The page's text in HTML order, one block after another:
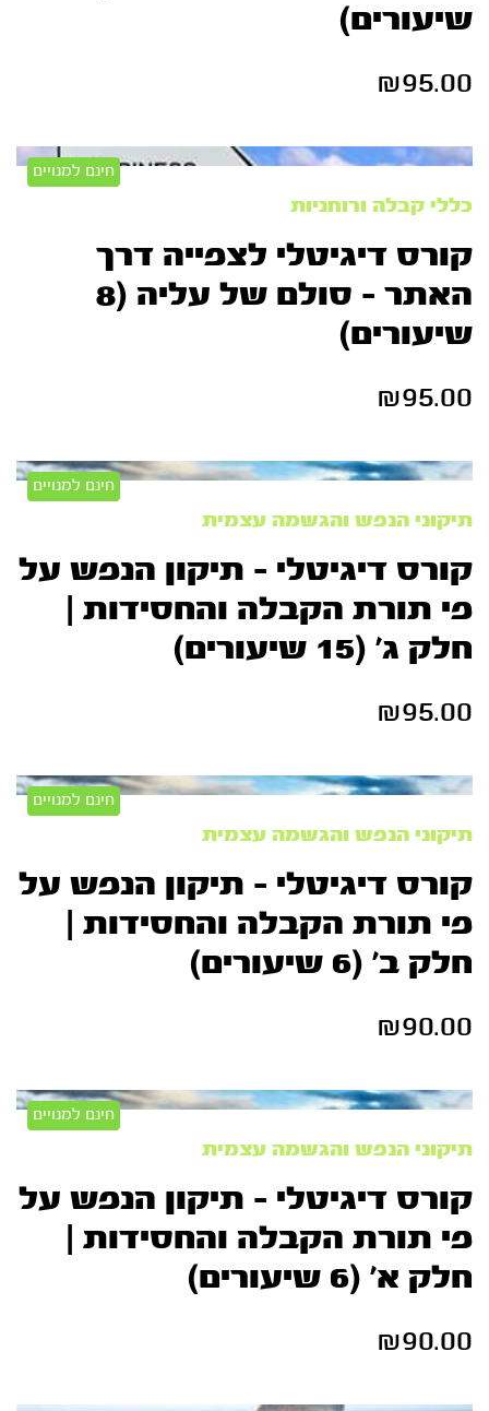
שיעורים)
₪95.00
חינם למנויים
כללי קבלה ורוחניות
קורס דיגיטלי לצפייה דרך
האתר – סולם של עליה (8
שיעורים)
₪95.00
חינם למנויים
תיקוני הנפש והגשמה עצמית
קורס דיגיטלי – תיקון הנפש על
פי תורת הקבלה והחסידות |
חלק ג’ (15 שיעורים)
₪95.00
חינם למנויים
תיקוני הנפש והגשמה עצמית
קורס דיגיטלי – תיקון הנפש על
פי תורת הקבלה והחסידות |
חלק ב’ (6 שיעורים)
₪90.00
חינם למנויים
תיקוני הנפש והגשמה עצמית
קורס דיגיטלי – תיקון הנפש על
פי תורת הקבלה והחסידות |
חלק א’ (6 שיעורים)
₪90.00